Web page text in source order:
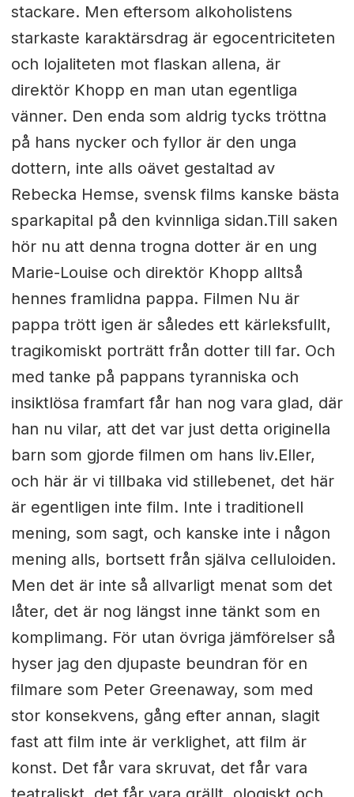
stackare. Men eftersom alkoholistens
starkaste karaktärsdrag är egocentriciteten
och lojaliteten mot flaskan allena, är
direktör Khopp en man utan egentliga
vänner. Den enda som aldrig tycks tröttna
på hans nycker och fyllor är den unga
dottern, inte alls oävet gestaltad av
Rebecka Hemse, svensk films kanske bästa
sparkapital på den kvinnliga sidan.Till saken
hör nu att denna trogna dotter är en ung
Marie-Louise och direktör Khopp alltså
hennes framlidna pappa. Filmen Nu är
pappa trött igen är således ett kärleksfullt,
tragikomiskt porträtt från dotter till far. Och
med tanke på pappans tyranniska och
insiktlösa framfart får han nog vara glad, där
han nu vilar, att det var just detta originella
barn som gjorde filmen om hans liv.Eller,
och här är vi tillbaka vid stillebenet, det här
är egentligen inte film. Inte i traditionell
mening, som sagt, och kanske inte i någon
mening alls, bortsett från själva celluloiden.
Men det är inte så allvarligt menat som det
låter, det är nog längst inne tänkt som en
komplimang. För utan övriga jämförelser så
hyser jag den djupaste beundran för en
filmare som Peter Greenaway, som med
stor konsekvens, gång efter annan, slagit
fast att film inte är verklighet, att film är
konst. Det får vara skruvat, det får vara